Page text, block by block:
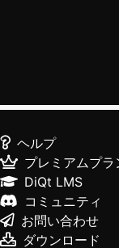
ヘルプ
プレミアムプラ
DiQt LMS
コミュニティ
お問い合わせ
ダウンロード